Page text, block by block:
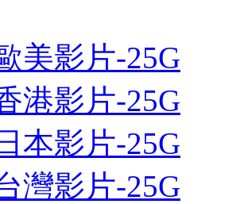
美影片-25G
港影片-25G
本影片-25G
灣影片-25G